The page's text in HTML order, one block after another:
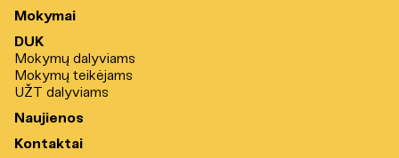
Mokymai
DUK
Mokymų dalyviams
Mokymų teikėjams
UŽT dalyviams
Naujienos
Kontaktai